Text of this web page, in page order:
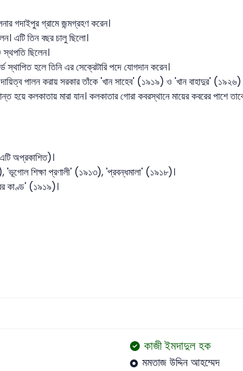
গদাইপুর গ্রামে জন্মগ্রহণ করেন।
এটি তিন বছর চালু ছিলো।
স্থপতি ছিলেন।
স্থাপিত হলে তিনি এর সেক্রেটারি পদে যোগদান করেন।
পালন করায় সরকার তাঁকে 'খান সাহেব' (১৯১৯) ও 'খান বাহাদুর'
হয়ে কলকাতায় মারা যান। কলকাতার গোরা কবরস্থানে মায়ের কবরের পাশে
অপ্রকাশিত)।
'ভূগোল শিক্ষা প্রণালী' (১৯১৩), 'প্রবন্ধমালা' (১৯১৮)।
কাণ্ড' (১৯১৯)।
কাজী ইমদাদুল হক
মমতাজ উদ্দিন আহম্মেদ